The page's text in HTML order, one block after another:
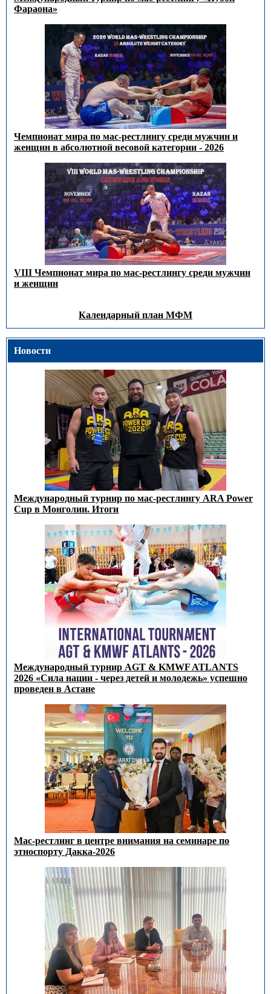
Фараона»
Чемпионат мира по мас-рестлингу среди мужчин и
женщин в абсолютной весовой категории - 2026
VIII Чемпионат мира по мас-рестлингу среди мужчин
и женщин
Календарный план МФМ
Новости
Международный турнир по мас-рестлингу ARA Power
Cup в Монголии. Итоги
Международный турнир AGT & KMWF ATLANTS
2026 «Сила нации - через детей и молодежь» успешно
проведен в Астане
Мас-рестлинг в центре внимания на семинаре по
этноспорту Дакка-2026